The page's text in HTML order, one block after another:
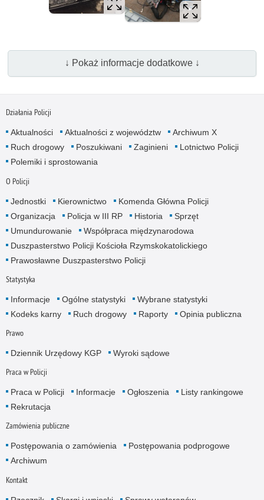
↓ Pokaż informacje dodatkowe ↓
Działania Policji
Aktualności Aktualności z województw
Archiwum X
Ruch drogowy
Poszukiwani Zaginieni
Lotnictwo Policji
Polemiki i sprostowania
O Policji
Jednostki Kierownictwo
Komenda Główna Policji
Organizacja
Policja w III RP Historia
Sprzęt
Umundurowanie
Współpraca międzynarodowa
Duszpasterstwo Policji Kościoła Rzymskokatolickiego
Prawosławne Duszpasterstwo Policji
Statystyka
Informacje Ogólne statystyki
Wybrane statystyki
Kodeks karny
Ruch drogowy Raporty Opinia publiczna
Prawo
Dziennik Urzędowy KGP Wyroki sądowe
Praca w Policji
Praca w Policji Informacje Ogłoszenia
Listy rankingowe
Rekrutacja
Zamówienia publiczne
Postępowania o zamówienia
Postępowania podprogowe
Archiwum
Kontakt